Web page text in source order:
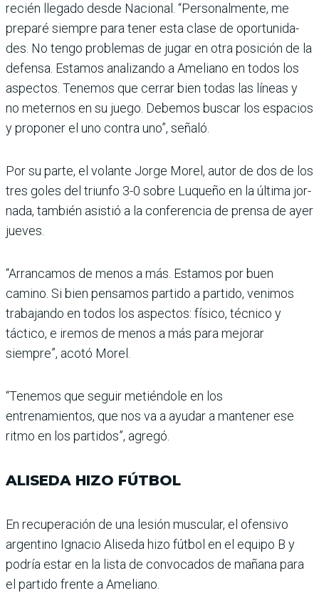
recién llegado desde Nacional. “Personalmente, me
preparé siempre para tener esta clase de oportunida­
des. No tengo problemas de jugar en otra posición de la
defensa. Estamos anali­zando a Ameliano en todos los
aspectos. Tenemos que cerrar bien todas las líneas y
no meternos en su juego. Debemos buscar los espacios
y proponer el uno con­tra uno”, señaló.
Por su parte, el volante Jorge Morel, autor de dos de los
tres goles del triunfo 3-0 sobre Luqueño en la última jor­
nada, también asistió a la conferencia de prensa de ayer
jueves.
“Arrancamos de menos a más. Estamos por buen
camino. Si bien pensamos partido a partido, venimos
trabajando en todos los aspectos: físico, técnico y
táctico, e iremos de menos a más para mejo­rar
siempre”, acotó Morel.
“Tenemos que seguir metién­dole en los
entrenamientos, que nos va a ayudar a man­tener ese
ritmo en los parti­dos”, agregó.
ALISEDA HIZO FÚTBOL
En recuperación de una lesión muscular, el ofensivo
argentino Ignacio Aliseda hizo fútbol en el equipo B y
podría estar en la lista de convocados de mañana para
el partido frente a Ameliano.